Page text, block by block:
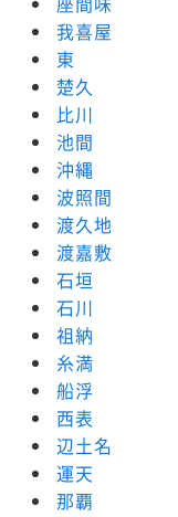
我喜屋
東
楚久
比川
池間
沖縄
波照間
渡久地
渡嘉敷
石垣
石川
祖納
糸満
船浮
西表
辺土名
運天
那覇